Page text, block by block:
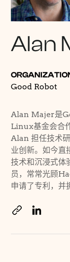
Alan
Good Robot
Alan Majer是
Linux基金会合
Alan 担任技术
业创新。如今直
技术和沉浸式体
员，常常光顾
申请了专利，并